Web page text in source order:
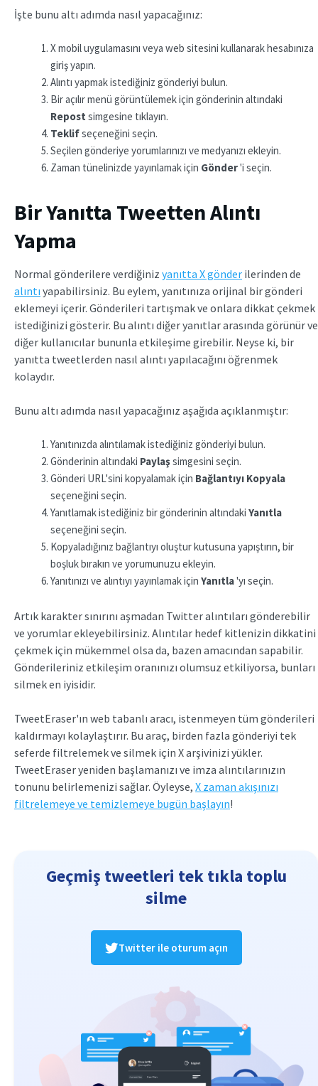
İşte bunu altı adımda nasıl yapacağınız:
X mobil uygulamasını veya web sitesini kullanarak hesabınıza
giriş yapın.
Alıntı yapmak istediğiniz gönderiyi bulun.
Bir açılır menü görüntülemek için gönderinin altındaki
Repost simgesine tıklayın.
Teklifseçeneğini seçin.
Seçilen gönderiye yorumlarınızı ve medyanızı ekleyin.
Zaman tünelinizde yayınlamak için Gönder'i seçin.
Bir Yanıtta Tweetten Alıntı
Yapma
Normal gönderilere verdiğiniz yanıtta X gönder ilerinden de
alıntı yapabilirsiniz. Bu eylem, yanıtınıza orijinal bir gönderi
eklemeyi içerir. Gönderileri tartışmak ve onlara dikkat çekmek
istediğinizi gösterir. Bu alıntı diğer yanıtlar arasında görünür ve
diğer kullanıcılar bununla etkileşime girebilir. Neyse ki, bir
yanıtta tweetlerden nasıl alıntı yapılacağını öğrenmek
kolaydır.
Bunu altı adımda nasıl yapacağınız aşağıda açıklanmıştır:
Yanıtınızda alıntılamak istediğiniz gönderiyi bulun.
Gönderinin altındaki Paylaşsimgesini seçin.
Gönderi URL'sini kopyalamak için Bağlantıyı Kopyala
seçeneğini seçin.
Yanıtlamak istediğiniz bir gönderinin altındaki Yanıtla
seçeneğini seçin.
Kopyaladığınız bağlantıyı oluştur kutusuna yapıştırın, bir
boşluk bırakın ve yorumunuzu ekleyin.
Yanıtınızı ve alıntıyı yayınlamak için Yanıtla'yı seçin.
Artık karakter sınırını aşmadan Twitter alıntıları gönderebilir
ve yorumlar ekleyebilirsiniz. Alıntılar hedef kitlenizin dikkatini
çekmek için mükemmel olsa da, bazen amacından sapabilir.
Gönderileriniz etkileşim oranınızı olumsuz etkiliyorsa, bunları
silmek en iyisidir.
TweetEraser'ın web tabanlı aracı, istenmeyen tüm gönderileri
kaldırmayı kolaylaştırır. Bu araç, birden fazla gönderiyi tek
seferde filtrelemek ve silmek için X arşivinizi yükler.
TweetEraser yeniden başlamanızı ve imza alıntılarınızın
tonunu belirlemenizi sağlar. Öyleyse, X zaman akışınızı
filtrelemeye ve temizlemeye bugün başlayın!
Geçmiş tweetleri tek tıkla toplu
silme
Twitter ile oturum açın